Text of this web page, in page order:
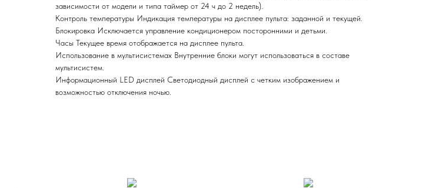
зависимости от модели и типа таймер от 24 ч до 2 недель).
Контроль температуры Индикация температуры на дисплее пульта: заданной и текущей.
Блокировка Исключается управление кондиционером посторонними и детьми.
Часы Текущее время отображается на дисплее пульта.
Использование в мультисистемах Внутренние блоки могут использоваться в составе
мультисистем.
Информационный LED дисплей Светодиодный дисплей c четким изображением и
возможностью отключения ночью.